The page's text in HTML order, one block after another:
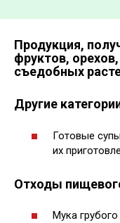
Продукция,
фруктов,
съедобных
Другие
Готовые
их
Отходы
Мука